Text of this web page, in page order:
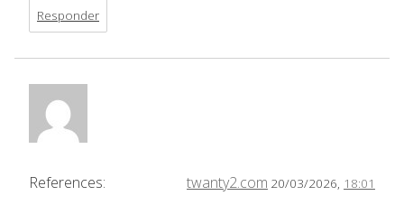
Responder
twanty2.com 20/03/2026, 18:01
References: